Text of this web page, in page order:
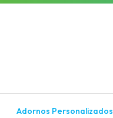
Adornos Personalizados